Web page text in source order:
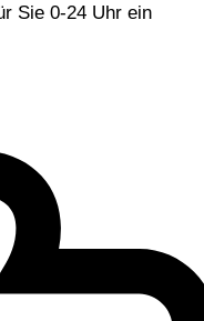
Sie 0-24 Uhr ein